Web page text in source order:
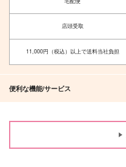
店頭受取
11,000円（税込）以上で送料当社負担
便利な機能/サービス